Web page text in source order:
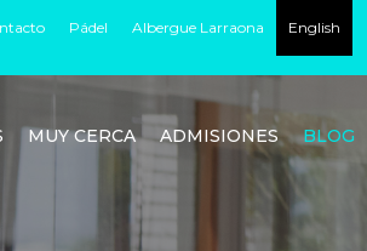
Pádel Albergue Larraona English
MUY CERCA ADMISIONES BLOG